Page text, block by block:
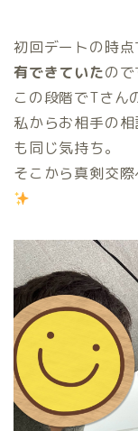
初回デートの時点
有できていたので
この段階でTさん
私からお相手の
も同じ気持ち。
そこから真剣交